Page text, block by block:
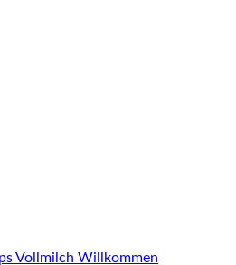
Vollmilch Willkommen